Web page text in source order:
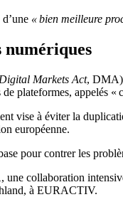
« bien meilleure
numériques
Digital Markets Act,
plateformes, appelés «
vise à éviter la
européenne.
pour contrer les
collaboration
à EURACTIV.